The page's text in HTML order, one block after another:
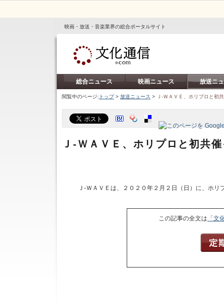
映画・放送・音楽業界の総合ポータルサイト
総合ニュース 映画ニュース 放送ニ
閲覧中のページ: トップ> 放送ニュース > Ｊ‐ＷＡＶＥ、ホリプロと初
Ｊ‐ＷＡＶＥ、ホリプロと初共
Ｊ‐ＷＡＶＥは、２０２０年２月２日（日）に、ホ
この記事の全文は 「文